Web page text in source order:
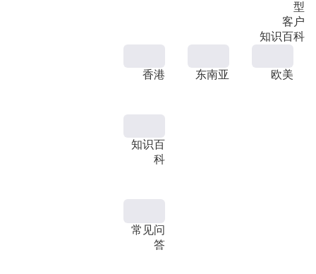
型
客户
知识百科
香港 东南亚 欧美
知识百
科
常见问
答